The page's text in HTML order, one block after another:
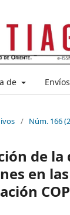
de Envíos
/ Núm. 166
de
en